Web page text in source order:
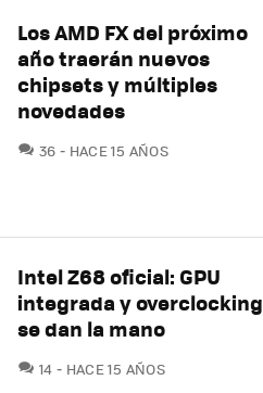
Los AMD FX del próximo
año traerán nuevos
chipsets y múltiples
novedades
36 COMENTARIOS
HACE 15 AÑOS
Intel Z68 oficial: GPU
integrada y overclocking
se dan la mano
14 COMENTARIOS
HACE 15 AÑOS